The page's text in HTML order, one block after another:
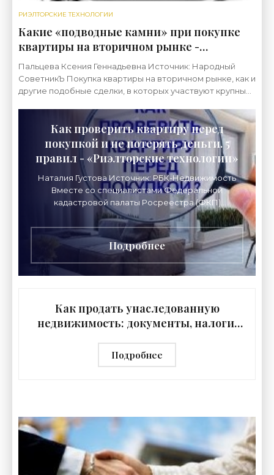
РИЭЛТОРСКИЕ ТЕХНОЛОГИИ
Какие «подводные камни» при покупке
квартиры на вторичном рынке -
«Риэлторские технологии»
Пальцева Ксения Геннадьевна Источник: Народный
СоветникЪ Покупка квартиры на вторичном рынке, как и
другие подобные сделки, в которых участвуют крупные
Как проверить квартиру перед
покупкой и не потерять деньги. 5
правил - «Риэлторские технологии»
Наталия Густова Источник: РБК-Недвижимость
Вместе со специалистами Федеральной
кадастровой палаты Росреестра (ФКП)
рассказываем, как проверить недвижимость
перед покупкой, чтобы
Подробнее
Как продать унаследованную
недвижимость: документы, налоги,
Подробнее